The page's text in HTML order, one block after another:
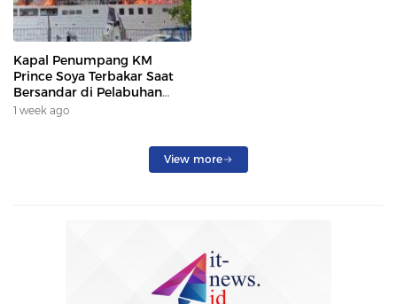
Kapal Penumpang KM
Prince Soya Terbakar Saat
Bersandar di Pelabuhan
Samarinda, Keberangkatan
1 week ago
View more